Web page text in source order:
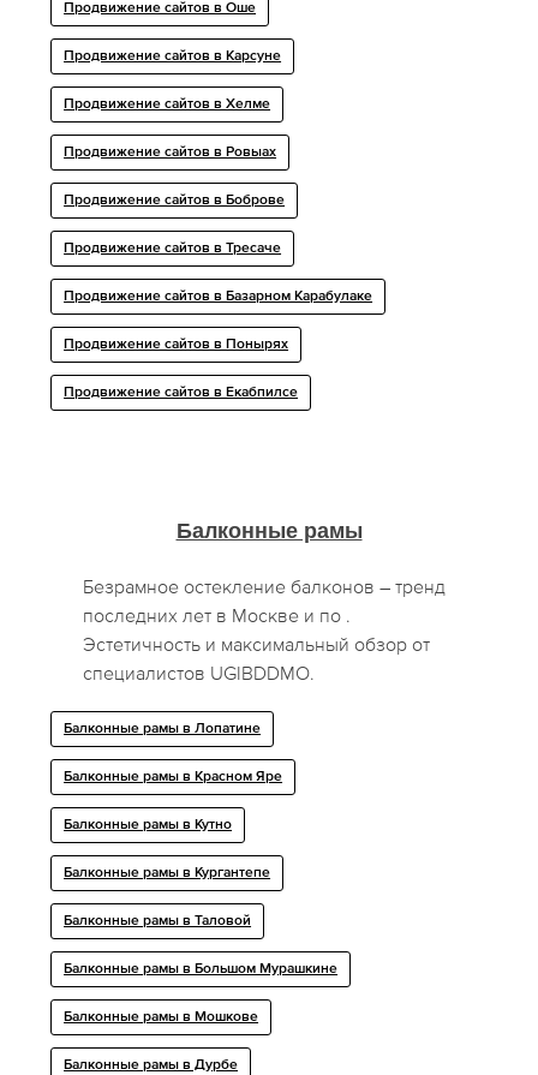
Продвижение сайтов в Оше
Продвижение сайтов в Карсуне
Продвижение сайтов в Хелме
Продвижение сайтов в Ровыах
Продвижение сайтов в Боброве
Продвижение сайтов в Тресaче
Продвижение сайтов в Базарном Карабулаке
Продвижение сайтов в Понырях
Продвижение сайтов в Екабпилсе
Балконные рамы
Безрамное остекление балконов – тренд
последних лет в Москве и по .
Эстетичность и максимальный обзор от
специалистов UGIBDDMO.
Балконные рамы в Лопатине
Балконные рамы в Красном Яре
Балконные рамы в Кутно
Балконные рамы в Кургантепе
Балконные рамы в Таловой
Балконные рамы в Большом Мурашкине
Балконные рамы в Мошкове
Балконные рамы в Дурбе